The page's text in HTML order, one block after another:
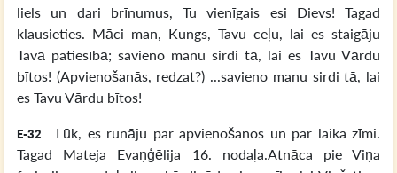
liels un dari brīnumus, Tu vienīgais esi Dievs! Tagad
klausieties. Māci man, Kungs, Tavu ceļu, lai es staigāju
Tavā patiesībā; savieno manu sirdi tā, lai es Tavu Vārdu
bītos! (Apvienošanās, redzat?) ...savieno manu sirdi tā, lai
es Tavu Vārdu bītos!
E-32
Lūk, es runāju par apvienošanos un par laika zīmi.
Tagad Mateja Evaņģēlija 16. nodaļa. ​Atnāca pie Viņa